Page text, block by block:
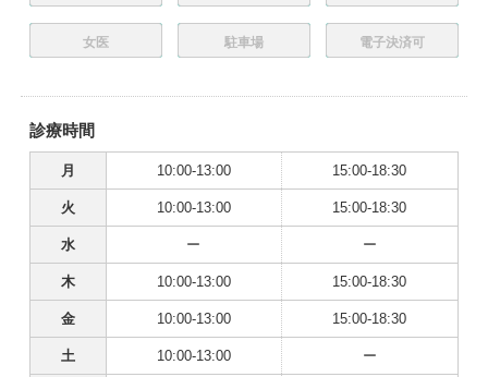
女医 駐車場 電子決済可
診療時間
月 10:00-13:00 15:00-18:30
火 10:00-13:00 15:00-18:30
水 ー ー
木 10:00-13:00 15:00-18:30
金 10:00-13:00 15:00-18:30
土 10:00-13:00 ー